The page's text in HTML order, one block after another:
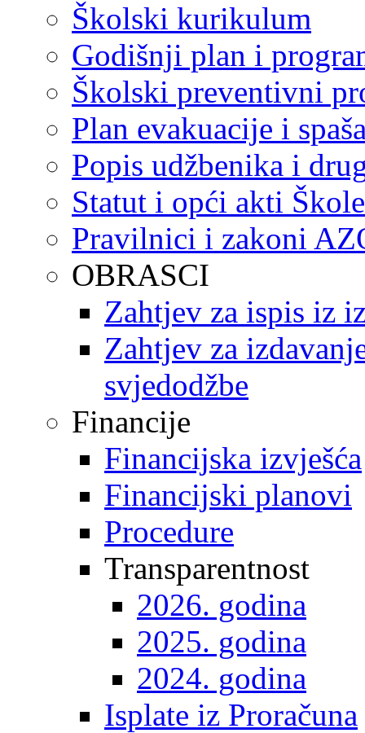
Školski kurikulum
Godišnji plan i
Školski preventivni
Plan evakuacije i
Popis udžbenika i
Statut i opći akti Škole
Pravilnici i zakoni
OBRASCI
Zahtjev za ispis iz
Zahtjev za
svjedodžbe
Financije
Financijska izvješća
Financijski planovi
Procedure
Transparentnost
2026. godina
2025. godina
2024. godina
Isplate iz Proračuna